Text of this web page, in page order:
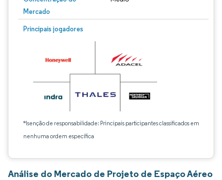
Mercado
Principais jogadores
*Isenção de responsabilidade: Principais participantes classificados em
nenhuma ordem específica
Análise do Mercado de Projeto de Espaço Aéreo